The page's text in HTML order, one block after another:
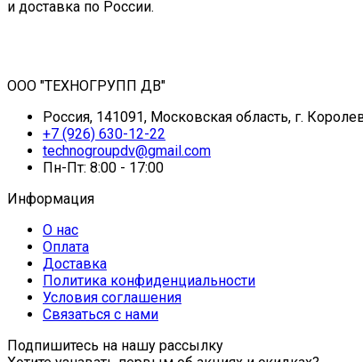
и доставка по России.
ООО "ТЕХНОГРУПП ДВ"
Россия, 141091, Московская область, г.
+7 (926) 630-12-22
technogroupdv@gmail.com
Пн-Пт: 8:00 - 17:00
Информация
О нас
Оплата
Доставка
Политика конфиденциальности
Условия соглашения
Связаться с нами
Подпишитесь на нашу рассылку